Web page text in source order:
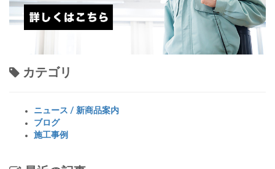
カテゴリ
ニュース / 新商品案内
ブログ
施工事例